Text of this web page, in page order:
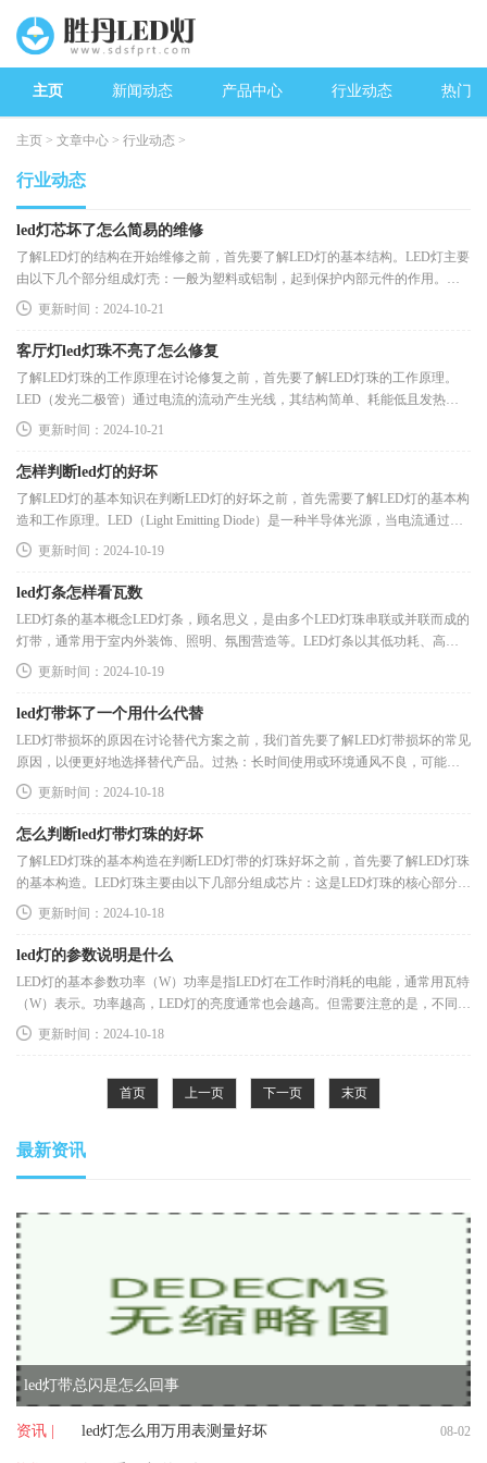
主页 新闻动态 产品中心 行业动态 热门
主页 > 文章中心 > 行业动态 >
行业动态
led灯芯坏了怎么简易的维修
了解LED灯的结构在开始维修之前，首先要了解LED灯的基本结构。LED灯主要
由以下几个部分组成灯壳：一般为塑料或铝制，起到保护内部元件的作用。电
源驱动：将交流电转化为直流电，
更新时间：2024-10-21
客厅灯led灯珠不亮了怎么修复
了解LED灯珠的工作原理在讨论修复之前，首先要了解LED灯珠的工作原理。
LED（发光二极管）通过电流的流动产生光线，其结构简单、耗能低且发热量
小。正常情况下，LED灯具的使用寿命
更新时间：2024-10-21
怎样判断led灯的好坏
了解LED灯的基本知识在判断LED灯的好坏之前，首先需要了解LED灯的基本构
造和工作原理。LED（Light Emitting Diode）是一种半导体光源，当电流通过半
导体材料时，会产生光线。LED灯的优势主
更新时间：2024-10-19
led灯条怎样看瓦数
LED灯条的基本概念LED灯条，顾名思义，是由多个LED灯珠串联或并联而成的
灯带，通常用于室内外装饰、照明、氛围营造等。LED灯条以其低功耗、高亮
度和长寿命的特性，成为现代照明的
更新时间：2024-10-19
led灯带坏了一个用什么代替
LED灯带损坏的原因在讨论替代方案之前，我们首先要了解LED灯带损坏的常见
原因，以便更好地选择替代产品。过热：长时间使用或环境通风不良，可能导
致灯带过热，影响其使用寿命。
更新时间：2024-10-18
怎么判断led灯带灯珠的好坏
了解LED灯珠的基本构造在判断LED灯带的灯珠好坏之前，首先要了解LED灯珠
的基本构造。LED灯珠主要由以下几部分组成芯片：这是LED灯珠的核心部分，
负责发光。优质的芯片可以提供更高
更新时间：2024-10-18
led灯的参数说明是什么
LED灯的基本参数功率（W）功率是指LED灯在工作时消耗的电能，通常用瓦特
（W）表示。功率越高，LED灯的亮度通常也会越高。但需要注意的是，不同技
术的LED灯在同样功率下的光通量可能
更新时间：2024-10-18
首页 上一页 下一页 末页
最新资讯
led灯带总闪是怎么回事
资讯 | led灯怎么用万用表测量好坏 08-02